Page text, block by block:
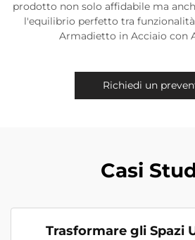
prodotto non solo affidabile ma
l'equilibrio perfetto tra
Armadietto in Acciaio con
Richiedi un
Casi
Trasformare gli Spazi